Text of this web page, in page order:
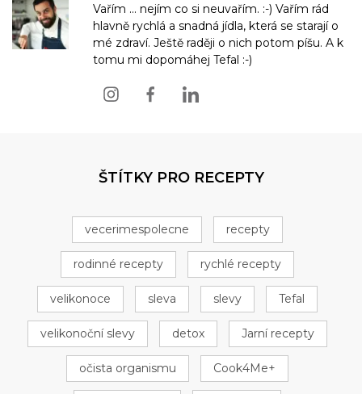
Vařím ... nejím co si neuvařím. :-) Vařím rád
hlavně rychlá a snadná jídla, která se starají o
mé zdraví. Ještě raději o nich potom píšu. A k
tomu mi dopomáhej Tefal :-)
ŠTÍTKY PRO RECEPTY
vecerimespolecne recepty
rodinné recepty rychlé recepty
velikonoce sleva slevy Tefal
velikonoční slevy detox Jarní recepty
očista organismu Cook4Me+